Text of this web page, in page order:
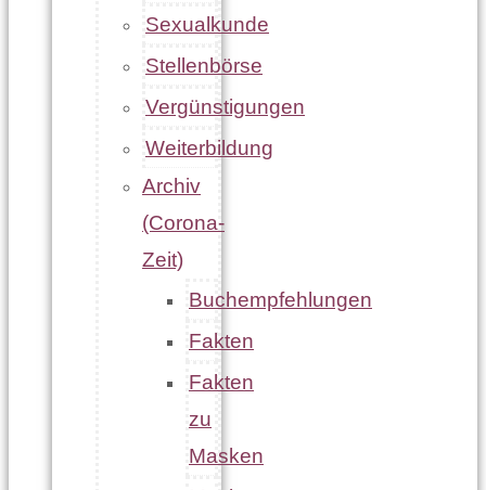
Sexualkunde
Stellenbörse
Vergünstigungen
Weiterbildung
Archiv
(Corona-
Zeit)
Buchempfehlungen
Fakten
Fakten
zu
Masken